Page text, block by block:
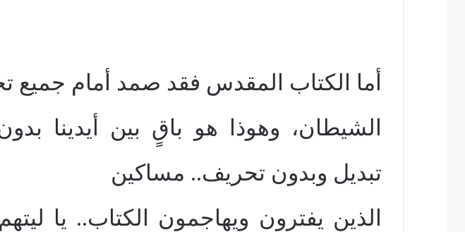
أما الكتاب المقدس فقد صمد أمام جميع
الشيطان، وهوذا هو باقٍ بين أيدينا
تبديل وبدون تحريف.. مساكين
الذين يفترون ويهاجمون الكتاب.. يا